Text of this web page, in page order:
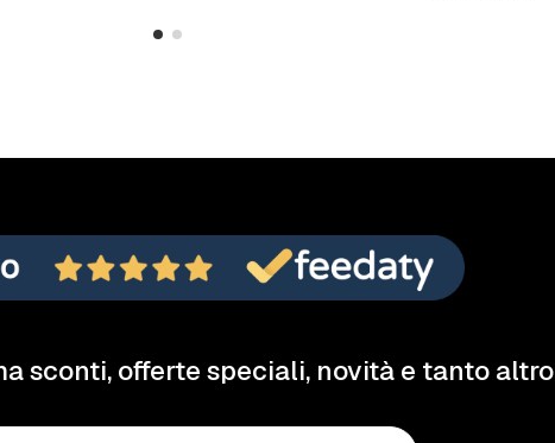
sconti, offerte speciali, novità e tanto altro